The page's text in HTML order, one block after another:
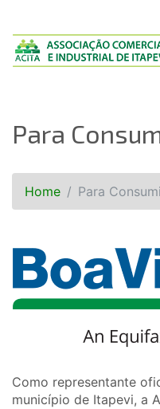
Para
Home Para
Como representante
município de Itapevi, a